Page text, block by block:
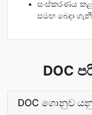
සංස්කරණය
සමඟ බෙදා
DOC
DOC ගොනුව